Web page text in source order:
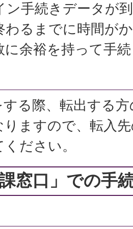
ン手続きデータが
わるまでに時間が
に余裕を持って手
る際、転出する
りますので、転入
ださい。
窓口」での手